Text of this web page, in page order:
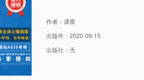
作者：课窝
出版年：2020-09-15
出版社：无